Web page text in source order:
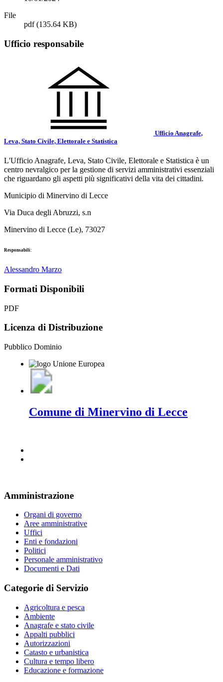
File
pdf(135.64 KB)
Ufficio responsabile
Ufficio Anagrafe,
Leva, Stato Civile, Elettorale e Statistica
L'Ufficio Anagrafe, Leva, Stato Civile, Elettorale e Statistica è un
centro nevralgico per la gestione di servizi amministrativi essenziali
che riguardano gli aspetti più significativi della vita dei cittadini.
Municipio di Minervino di Lecce
Via Duca degli Abruzzi, s.n
Minervino di Lecce (Le), 73027
Responsabili:
Alessandro Marzo
Formati Disponibili
PDF
Licenza di Distribuzione
Pubblico Dominio
Comune di Minervino di Lecce
Amministrazione
Organi di governo
Aree amministrative
Uffici
Enti e fondazioni
Politici
Personale amministrativo
Documenti e Dati
Categorie di Servizio
Agricoltura e pesca
Ambiente
Anagrafe e stato civile
Appalti pubblici
Autorizzazioni
Catasto e urbanistica
Cultura e tempo libero
Educazione e formazione